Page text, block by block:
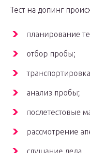
Тест на допинг
планирование
отбор пробы;
анализ пробы;
послетестовые
рассмотрение
слушание дела.